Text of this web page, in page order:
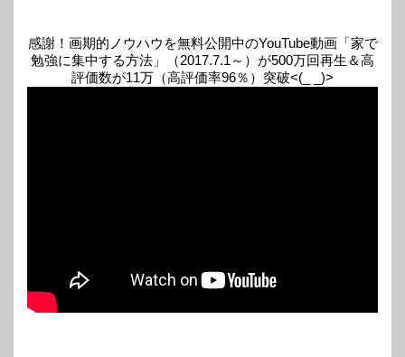
感謝！画期的ノウハウを無料公開中のYouTube動画「家で
勉強に集中する方法」（2017.7.1～）が500万回再生＆高
評価数が11万（高評価率96％）突破<(_ _)>